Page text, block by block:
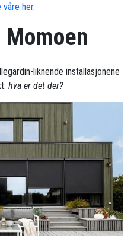
her.
liknende installasjonene
hva er det der?